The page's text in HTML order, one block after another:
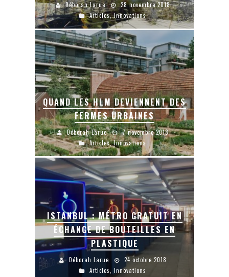
Déborah Larue
28 novembre 2018
Articles,Innovations
QUAND LES HLM DEVIENNENT DES
FERMES URBAINES
Déborah Larue
7 novembre 2018
Articles,Innovations
ISTANBUL : MÉTRO GRATUIT EN
ÉCHANGE DE BOUTEILLES EN
PLASTIQUE
Déborah Larue
24 octobre 2018
Articles, Innovations